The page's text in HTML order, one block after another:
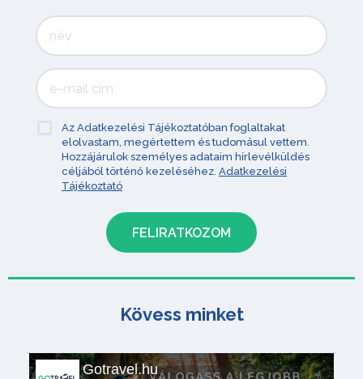
Az Adatkezelési Tájékoztatóban foglaltakat
elolvastam, megértettem és tudomásul vettem.
Hozzájárulok személyes adataim hírlevélküldés
céljából történő kezeléséhez. Adatkezelési
Tájékoztató
Kövess minket
Gotravel.hu